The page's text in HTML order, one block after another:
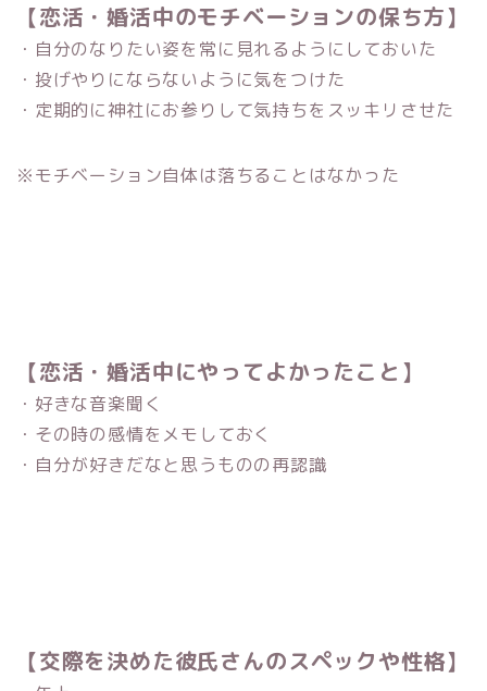
【恋活・婚活中のモチベーションの保ち方】
・自分のなりたい姿を常に見れるようにしておいた
・投げやりにならないように気をつけた
・定期的に神社にお参りして気持ちをスッキリさせた
※モチベーション自体は落ちることはなかった
【恋活・婚活中にやってよかったこと】
・好きな音楽聞く
・その時の感情をメモしておく
・自分が好きだなと思うものの再認識
【交際を決めた彼氏さんのスペックや性格】